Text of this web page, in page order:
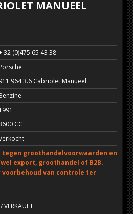
MANUEEL
32 (0)475 65 43 38
964 3.6 Cabriolet Manueel
CC
groothandelvoorwaarden en
export, groothandel of B2B.
van controle ter
VERKAUFT